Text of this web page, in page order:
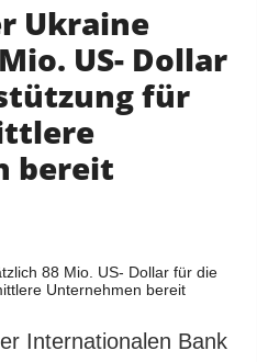
Ukraine
US- Dollar
für
bereit
Internationalen Bank